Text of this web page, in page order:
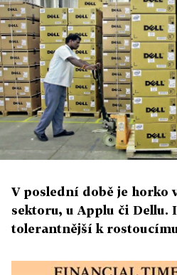
V poslední době je horko
sektoru, u Applu či Dellu.
tolerantnější k